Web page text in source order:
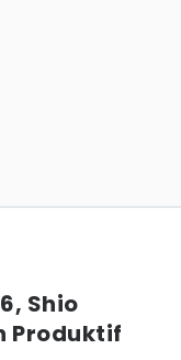
Shio
Produktif